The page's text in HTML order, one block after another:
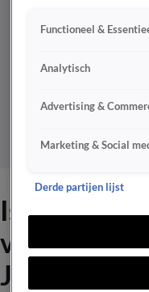
Is dit de
Jean-Paul
Functioneel &
Analytisch
Advertising &
Marketing & Social
Derde partijen lijst